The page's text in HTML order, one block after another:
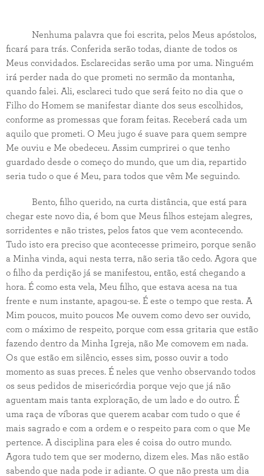
Nenhuma palavra que foi escrita, pelos Meus apóstolos,
ficará para trás. Conferida serão todas, diante de todos os
Meus convidados. Esclarecidas serão uma por uma. Ninguém
irá perder nada do que prometi no sermão da montanha,
quando falei. Ali, esclareci tudo que será feito no dia que o
Filho do Homem se manifestar diante dos seus escolhidos,
conforme as promessas que foram feitas. Receberá cada um
aquilo que prometi. O Meu jugo é suave para quem sempre
Me ouviu e Me obedeceu. Assim cumprirei o que tenho
guardado desde o começo do mundo, que um dia, repartido
seria tudo o que é Meu, para todos que vêm Me seguindo.
Bento, filho querido, na curta distância, que está para
chegar este novo dia, é bom que Meus filhos estejam alegres,
sorridentes e não tristes, pelos fatos que vem acontecendo.
Tudo isto era preciso que acontecesse primeiro, porque senão
a Minha vinda, aqui nesta terra, não seria tão cedo. Agora que
o filho da perdição já se manifestou, então, está chegando a
hora. É como esta vela, Meu filho, que estava acesa na tua
frente e num instante, apagou-se. É este o tempo que resta. A
Mim poucos, muito poucos Me ouvem como devo ser ouvido,
com o máximo de respeito, porque com essa gritaria que estão
fazendo dentro da Minha Igreja, não Me comovem em nada.
Os que estão em silêncio, esses sim, posso ouvir a todo
momento as suas preces. É neles que venho observando todos
os seus pedidos de misericórdia porque vejo que já não
aguentam mais tanta exploração, de um lado e do outro. É
uma raça de víboras que querem acabar com tudo o que é
mais sagrado e com a ordem e o respeito para com o que Me
pertence. A disciplina para eles é coisa do outro mundo.
Agora tudo tem que ser moderno, dizem eles. Mas não estão
sabendo que nada pode ir adiante. O que não presta um dia